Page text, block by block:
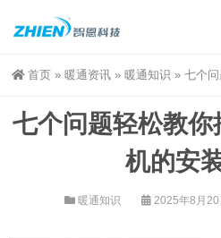
首页 » 暖通资讯 » 暖通知识 » 七个问
七个问题轻松教
机的安
暖通知识 2025年8月